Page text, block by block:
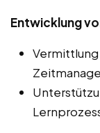
Entwicklung